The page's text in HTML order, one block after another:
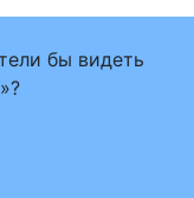
бы видеть